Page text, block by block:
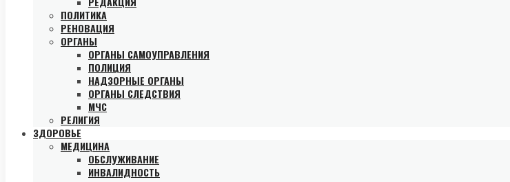
ПОЛИТИКА
РЕНОВАЦИЯ
ОРГАНЫ
ОРГАНЫ САМОУПРАВЛЕНИЯ
ПОЛИЦИЯ
НАДЗОРНЫЕ ОРГАНЫ
ОРГАНЫ СЛЕДСТВИЯ
МЧС
РЕЛИГИЯ
ЗДОРОВЬЕ
МЕДИЦИНА
ОБСЛУЖИВАНИЕ
ИНВАЛИДНОСТЬ